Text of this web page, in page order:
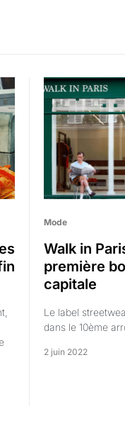
Mode
Walk in
première
capitale
Le label
dans le 10ème
2 juin 2022